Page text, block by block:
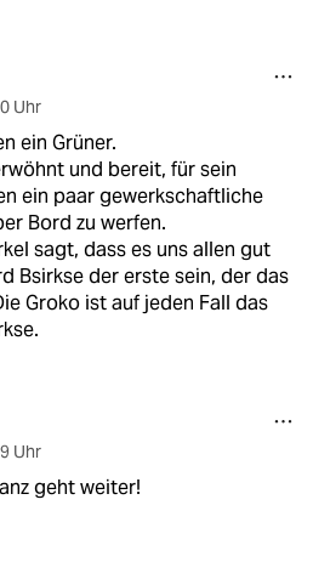
Uhr
ein Grüner.
und bereit, für sein
ein paar gewerkschaftliche
Bord zu werfen.
sagt, dass es uns allen gut
Bsirkse der erste sein, der das
Groko ist auf jeden Fall das
Uhr
geht weiter!